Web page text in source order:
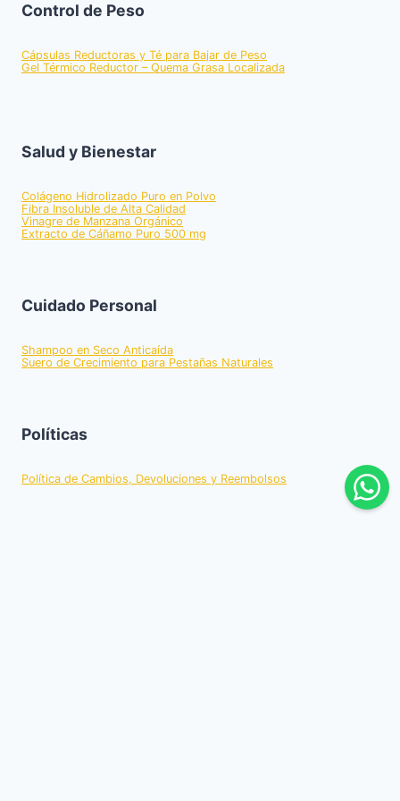
Control de Peso
Cápsulas Reductoras y Té para Bajar de Peso
Gel Térmico Reductor – Quema Grasa Localizada
Salud y Bienestar
Colágeno Hidrolizado Puro en Polvo
Fibra Insoluble de Alta Calidad
Vinagre de Manzana Orgánico
Extracto de Cáñamo Puro 500 mg
Cuidado Personal
Shampoo en Seco Anticaída
Suero de Crecimiento para Pestañas Naturales
Políticas
Política de Cambios, Devoluciones y Reembolsos